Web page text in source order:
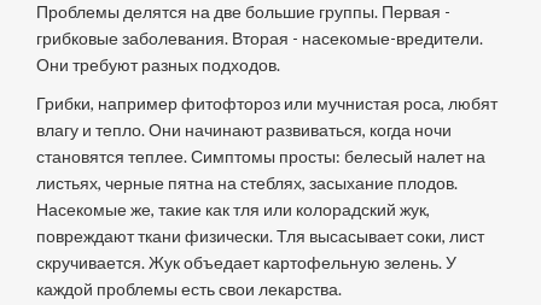
Проблемы делятся на две большие группы. Первая -
грибковые заболевания. Вторая - насекомые-вредители.
Они требуют разных подходов.
Грибки, например фитофтороз или мучнистая роса, любят
влагу и тепло. Они начинают развиваться, когда ночи
становятся теплее. Симптомы просты: белесый налет на
листьях, черные пятна на стеблях, засыхание плодов.
Насекомые же, такие как тля или колорадский жук,
повреждают ткани физически. Тля высасывает соки, лист
скручивается. Жук объедает картофельную зелень. У
каждой проблемы есть свои лекарства.